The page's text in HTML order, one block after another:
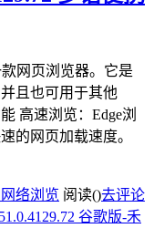
网页浏览器。它是
且也可用于其他
高速浏览：Edge浏
的网页加载速度。
网络浏览 阅读()去评论